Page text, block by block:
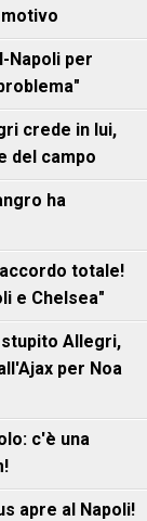
Napoli per
crede in lui,
del campo
ha
totale!
e Chelsea"
stupito Allegri,
per Noa
c'è una
apre al Napoli!